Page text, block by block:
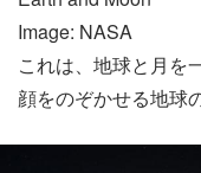
Image: NASA
これは、地球と月を
顔をのぞかせる地球